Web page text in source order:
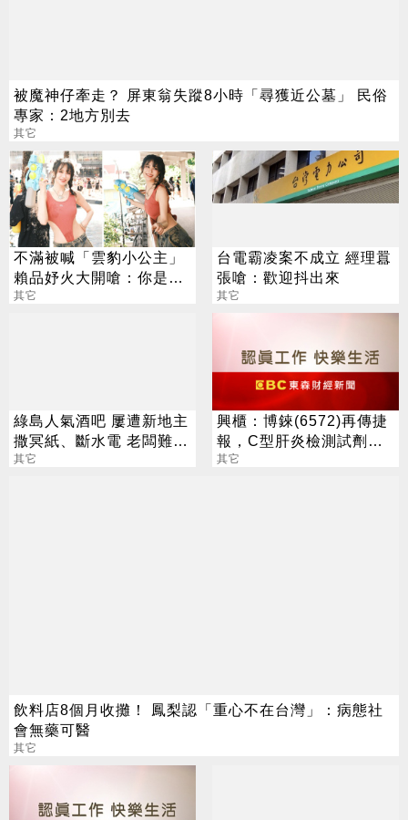
被魔神仔牽走？ 屏東翁失蹤8小時「尋獲近公墓」 民俗
專家：2地方別去
其它
不滿被喊「雲豹小公主」
賴品妤火大開嗆：你是奴
才命？
其它
台電霸凌案不成立 經理囂
張嗆：歡迎抖出來
其它
綠島人氣酒吧 屢遭新地主
撒冥紙、斷水電 老闆難
過：快撐不住
其它
興櫃：博錸(6572)再傳捷
報，C型肝炎檢測試劑今
將取證，營運添動能
其它
飲料店8個月收攤！ 鳳梨認「重心不在台灣」：病態社
會無藥可醫
其它